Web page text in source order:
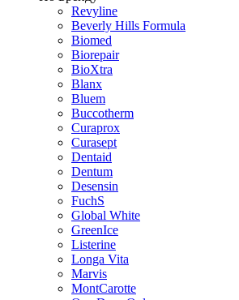
Revyline
Beverly Hills Formula
Biomed
Biorepair
BioXtra
Blanx
Bluem
Buccotherm
Curaprox
Curasept
Dentaid
Dentum
Desensin
FuchS
Global White
GreenIce
Listerine
Longa Vita
Marvis
MontCarotte